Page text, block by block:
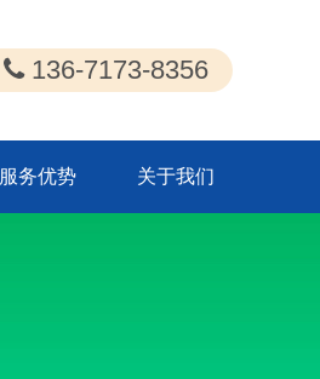
136-7173-8356
服务优势 关于我们